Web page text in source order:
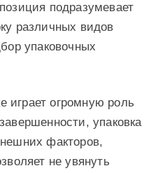
подразумевает
различных видов
упаковочных
огромную роль
упаковка
факторов,
не увянуть